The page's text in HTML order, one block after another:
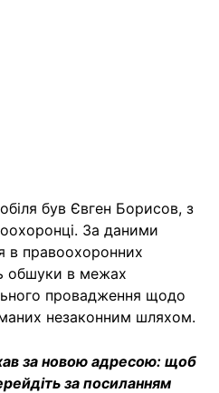
був Євген Борисов, з
За даними
в правоохоронних
обшуки в межах
провадження щодо
незаконним шляхом.
за новою адресою: щоб
за посиланням